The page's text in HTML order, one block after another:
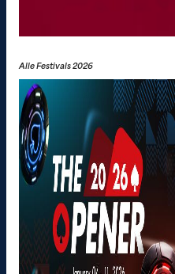
Alle Festivals 2026